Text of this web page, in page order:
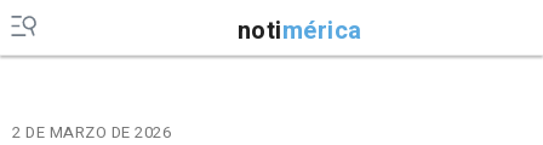
notimérica
2 DE MARZO DE 2026